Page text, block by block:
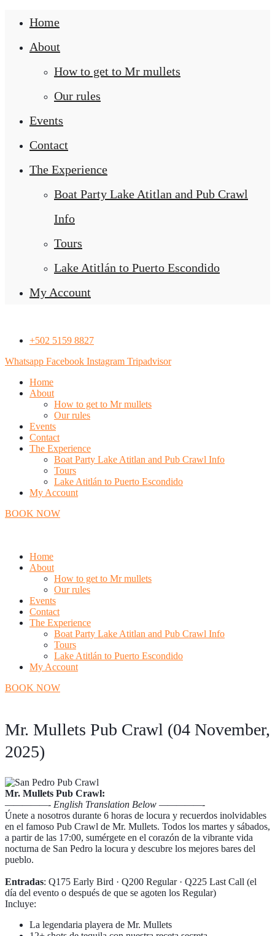
Home
About
How to get to Mr mullets
Our rules
Events
Contact
The Experience
Boat Party Lake Atitlan and Pub Crawl
Info
Tours
Lake Atitlán to Puerto Escondido
My Account
+502 5159 8827
Whatsapp Facebook Instagram Tripadvisor
Home
About
How to get to Mr mullets
Our rules
Events
Contact
The Experience
Boat Party Lake Atitlan and Pub Crawl Info
Tours
Lake Atitlán to Puerto Escondido
My Account
BOOK NOW
Home
About
How to get to Mr mullets
Our rules
Events
Contact
The Experience
Boat Party Lake Atitlan and Pub Crawl Info
Tours
Lake Atitlán to Puerto Escondido
My Account
BOOK NOW
Mr. Mullets Pub Crawl (04 November,
2025)
Mr. Mullets Pub Crawl:
—————- English Translation Below —————-
Únete a nosotros durante 6 horas de locura y recuerdos inolvidables
en el famoso Pub Crawl de Mr. Mullets. Todos los martes y sábados,
a partir de las 17:00, sumérgete en el corazón de la vibrante vida
nocturna de San Pedro la locura y descubre los mejores bares del
pueblo.
Entradas: Q175 Early Bird · Q200 Regular · Q225 Last Call (el
día del evento o después de que se agoten los Regular)
Incluye:
La legendaria playera de Mr. Mullets